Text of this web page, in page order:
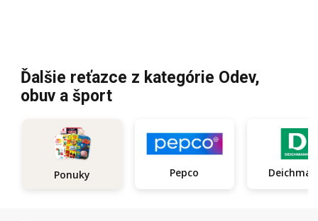
Ďalšie reťazce z kategórie Odev,
obuv a šport
Ponuky Pepco